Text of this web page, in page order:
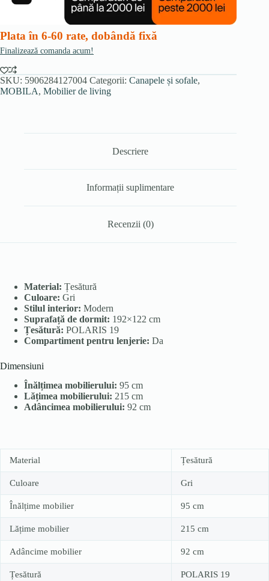
Plata în 6-60 rate, dobândă fixă
Finalizează comanda acum!
SKU: 5906284127004 Categorii: Canapele și sofale,
MOBILA, Mobilier de living
Descriere
Informații suplimentare
Recenzii (0)
Material: Țesătură
Culoare: Gri
Stilul interior: Modern
Suprafață de dormit: 192×122 cm
Țesătură: POLARIS 19
Compartiment pentru lenjerie: Da
Dimensiuni
Înălțimea mobilierului: 95 cm
Lățimea mobilierului: 215 cm
Adâncimea mobilierului: 92 cm
Material Țesătură
Culoare Gri
Înălțime mobilier 95 cm
Lățime mobilier 215 cm
Adâncime mobilier 92 cm
Țesătură POLARIS 19